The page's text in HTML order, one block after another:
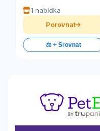
1 nabídka
Porovnat
⚖️ + Srovnat